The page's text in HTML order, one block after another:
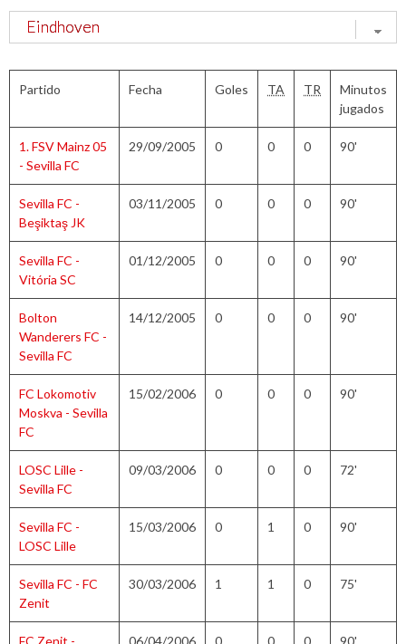
Partido Fecha Goles TA TR
Minutos
jugados
1. FSV Mainz 05
- Sevilla FC
29/09/2005 0 0 0 90'
Sevilla FC -
Beşiktaş JK
03/11/2005 0 0 0 90'
Sevilla FC -
Vitória SC
01/12/2005 0 0 0 90'
Bolton
Wanderers FC -
Sevilla FC
14/12/2005 0 0 0 90'
FC Lokomotiv
Moskva - Sevilla
FC
15/02/2006 0 0 0 90'
LOSC Lille -
Sevilla FC
09/03/2006 0 0 0 72'
Sevilla FC -
LOSC Lille
15/03/2006 0 1 0 90'
Sevilla FC - FC
Zenit
30/03/2006 1 1 0 75'
FC Zenit - 06/04/2006 0 0 0 90'